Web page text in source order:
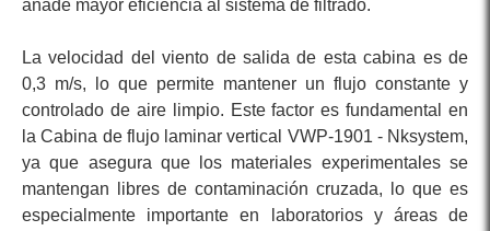
añade mayor eficiencia al sistema de filtrado.
La velocidad del viento de salida de esta cabina es de
0,3 m/s, lo que permite mantener un flujo constante y
controlado de aire limpio. Este factor es fundamental en
la Cabina de flujo laminar vertical VWP-1901 - Nksystem,
ya que asegura que los materiales experimentales se
mantengan libres de contaminación cruzada, lo que es
especialmente importante en laboratorios y áreas de